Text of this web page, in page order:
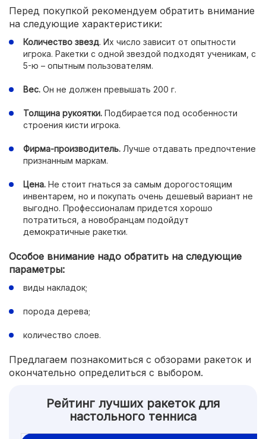
Перед покупкой рекомендуем обратить внимание
на следующие характеристики:
Количество звезд. Их число зависит от опытности
игрока. Ракетки с одной звездой подходят ученикам, с
5-ю – опытным пользователям.
Вес. Он не должен превышать 200 г.
Толщина рукоятки. Подбирается под особенности
строения кисти игрока.
Фирма-производитель. Лучше отдавать предпочтение
признанным маркам.
Цена. Не стоит гнаться за самым дорогостоящим
инвентарем, но и покупать очень дешевый вариант не
выгодно. Профессионалам придется хорошо
потратиться, а новобранцам подойдут
демократичные ракетки.
Особое внимание надо обратить на следующие
параметры:
виды накладок;
порода дерева;
количество слоев.
Предлагаем познакомиться с обзорами ракеток и
окончательно определиться с выбором.
Рейтинг лучших ракеток для
настольного тенниса